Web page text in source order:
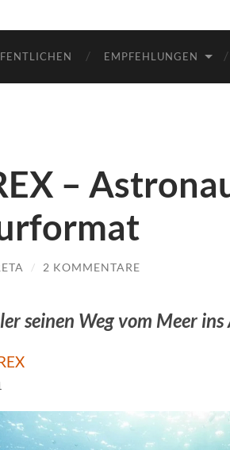
EMPFEHLUNGEN
–
/ 2 KOMMENTARE
seinen Weg vom Meer